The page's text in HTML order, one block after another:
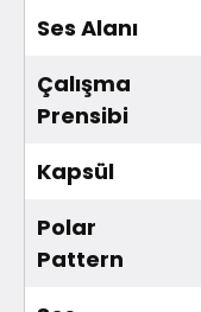
Ses Alanı
Çalışma
Prensibi
Kapsül
Polar
Pattern